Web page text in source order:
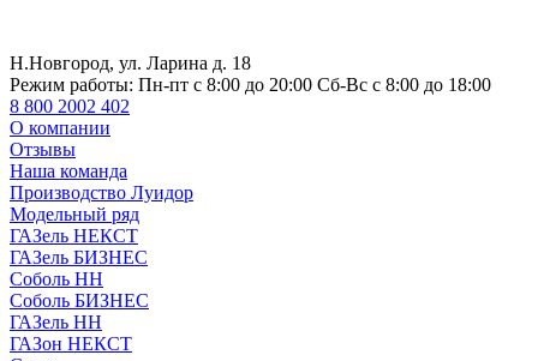
Н.Новгород, ул. Ларина д. 18
Режим работы: Пн-пт с 8:00 до 20:00 Сб-Вс с 8:00 до 18:00
8 800 2002 402
О компании
Отзывы
Наша команда
Производство Луидор
Модельный ряд
ГАЗель НЕКСТ
ГАЗель БИЗНЕС
Соболь НН
Соболь БИЗНЕС
ГАЗель НН
ГАЗон НЕКСТ